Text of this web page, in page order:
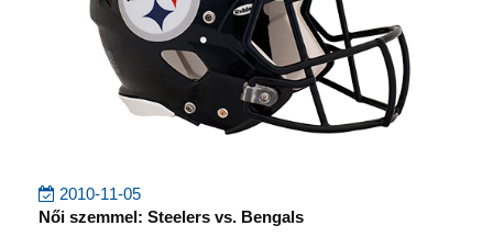
2010-11-05
Női szemmel: Steelers vs. Bengals